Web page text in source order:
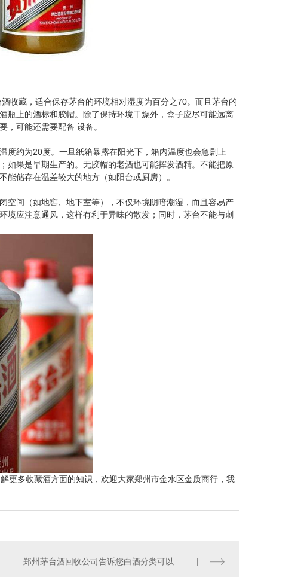
郑州名酒回收电话
收藏，适合保存茅台的环境相对湿度为百分之70。而且茅台的
瓶上的酒标和胶帽。除了保持环境干燥外，盒子应尽可能远离
，可能还需要配备 设备。
约为20度。一旦纸箱暴露在阳光下，箱内温度也会急剧上
如果是早期生产的。无胶帽的老酒也可能挥发酒精。不能把原
储存在温差较大的地方（如阳台或厨房）。
间（如地窖、地下室等），不仅环境阴暗潮湿，而且容易产
应注意通风，这样有利于异味的散发；同时，茅台不能与刺
更多收藏酒方面的知识，欢迎大家郑州市金水区金质商行，我
郑州茅台酒回收公司告诉您白酒分类可以从哪些方面来划分